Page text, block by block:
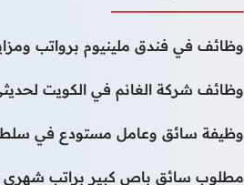
وظائف في فندق ملينيوم برواتب
وظائف شركة الغانم في الكويت
وظيفة سائق وعامل مستودع في
مطلوب سائق باص كبير براتب شهري